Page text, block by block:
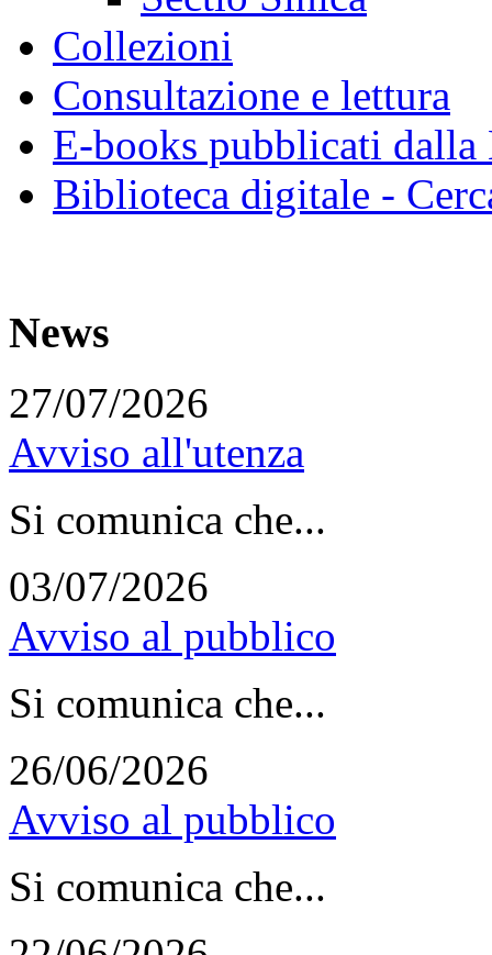
Collezioni
Consultazione e lettura
E-books pubblicati dalla
Biblioteca digitale -
News
27/07/2026
Avviso all'utenza
Si comunica che...
03/07/2026
Avviso al pubblico
Si comunica che...
26/06/2026
Avviso al pubblico
Si comunica che...